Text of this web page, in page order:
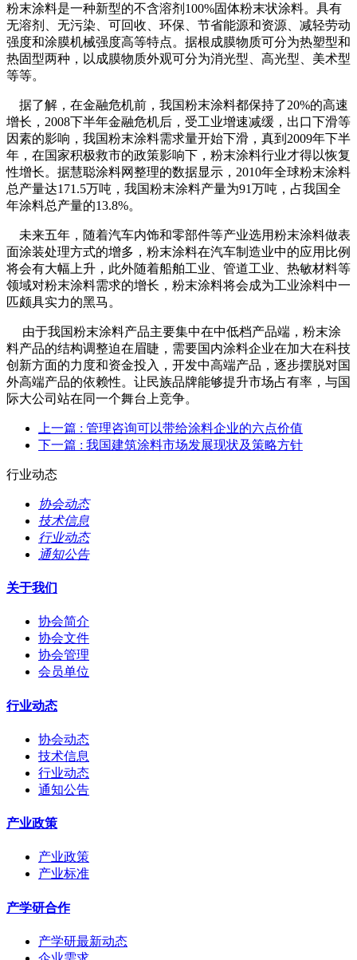
粉末涂料是一种新型的不含溶剂100%固体粉末状涂料。具有
无溶剂、无污染、可回收、环保、节省能源和资源、减轻劳动
强度和涂膜机械强度高等特点。据根成膜物质可分为热塑型和
热固型两种，以成膜物质外观可分为消光型、高光型、美术型
等等。
据了解，在金融危机前，我国粉末涂料都保持了20%的高速
增长，2008下半年金融危机后，受工业增速减缓，出口下滑等
因素的影响，我国粉末涂料需求量开始下滑，真到2009年下半
年，在国家积极救市的政策影响下，粉末涂料行业才得以恢复
性增长。据慧聪涂料网整理的数据显示，2010年全球粉末涂料
总产量达171.5万吨，我国粉末涂料产量为91万吨，占我国全
年涂料总产量的13.8%。
未来五年，随着汽车内饰和零部件等产业选用粉末涂料做表
面涂装处理方式的增多，粉末涂料在汽车制造业中的应用比例
将会有大幅上升，此外随着船舶工业、管道工业、热敏材料等
领域对粉末涂料需求的增长，粉末涂料将会成为工业涂料中一
匹颇具实力的黑马。
由于我国粉末涂料产品主要集中在中低档产品端，粉末涂
料产品的结构调整迫在眉睫，需要国内涂料企业在加大在科技
创新方面的力度和资金投入，开发中高端产品，逐步摆脱对国
外高端产品的依赖性。让民族品牌能够提升市场占有率，与国
际大公司站在同一个舞台上竞争。
上一篇 : 管理咨询可以带给涂料企业的六点价值
下一篇 : 我国建筑涂料市场发展现状及策略方针
行业动态
协会动态
技术信息
行业动态
通知公告
关于我们
协会简介
协会文件
协会管理
会员单位
行业动态
协会动态
技术信息
行业动态
通知公告
产业政策
产业政策
产业标准
产学研合作
产学研最新动态